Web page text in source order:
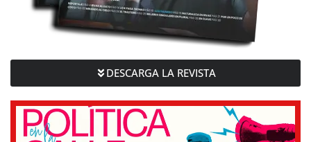
DESCARGA LA REVISTA